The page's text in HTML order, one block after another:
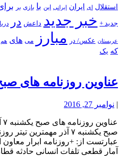
استقلال ای ایران ایرانی این با بازی بر
جدید + خبر جدید داعش در
عربستان عکس/ در مبارز می های هم
که یک
عناوین روزنامه های صبح
| نوامبر 27, 2016
عبارتست از: +روزنامه ابرار